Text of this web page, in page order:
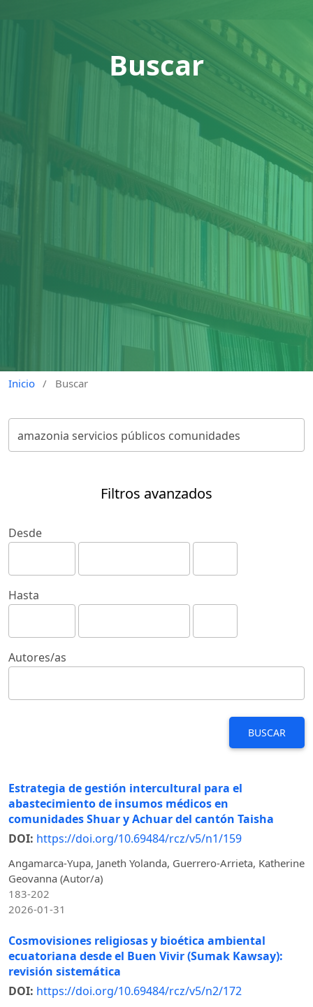
Buscar
Inicio / Buscar
Filtros avanzados
Desde
Hasta
Autores/as
BUSCAR
Estrategia de gestión intercultural para el
abastecimiento de insumos médicos en
comunidades Shuar y Achuar del cantón Taisha
DOI: https://doi.org/10.69484/rcz/v5/n1/159
Angamarca-Yupa, Janeth Yolanda, Guerrero-Arrieta, Katherine
Geovanna (Autor/a)
183-202
2026-01-31
Cosmovisiones religiosas y bioética ambiental
ecuatoriana desde el Buen Vivir (Sumak Kawsay):
revisión sistemática
DOI: https://doi.org/10.69484/rcz/v5/n2/172